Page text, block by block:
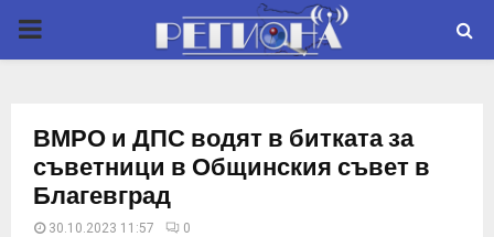
P
M
ВМРО и ДПС водят в битката за
съветници в Общинския съвет в
Благевград
30.10.2023 11:57 0